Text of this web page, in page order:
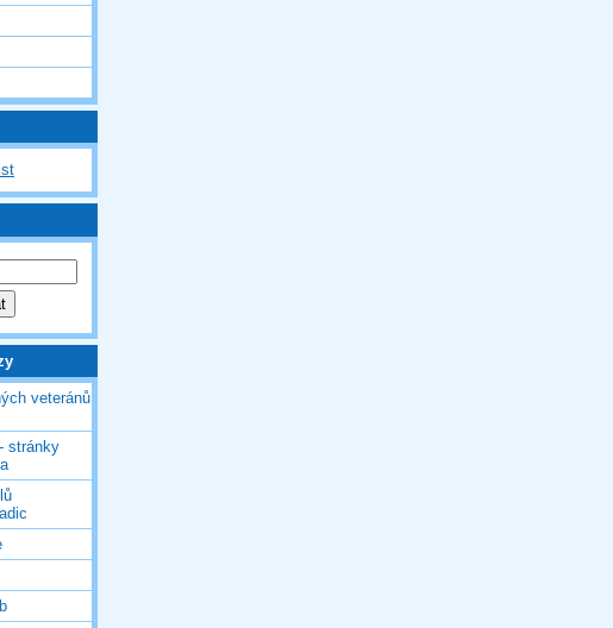
veteránů
stránky